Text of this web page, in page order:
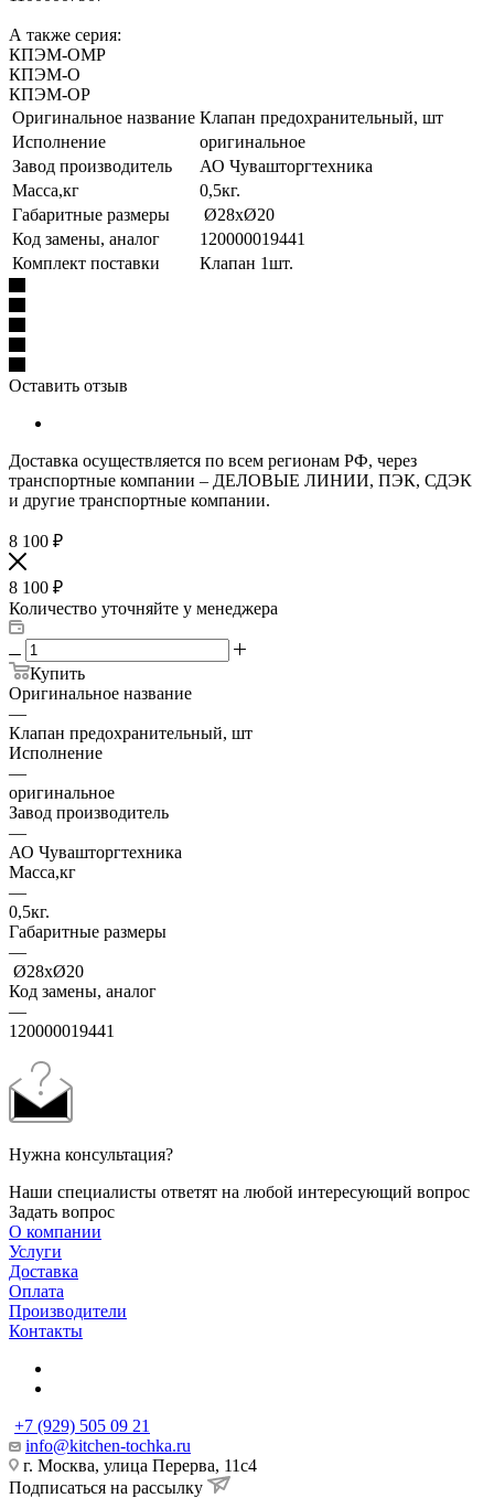
А также серия:
КПЭМ-ОМР
КПЭМ-О
КПЭМ-ОР
Оригинальное название Клапан предохранительный, шт
Исполнение
оригинальное
Завод производитель
АО Чувашторгтехника
Масса,кг
0,5кг.
Габаритные размеры
Ø28хØ20
Код замены, аналог
120000019441
Комплект поставки
Клапан 1шт.
Оставить отзыв
Доставка осуществляется по всем регионам РФ, через
транспортные компании – ДЕЛОВЫЕ ЛИНИИ, ПЭК, СДЭК
и другие транспортные компании.
8 100 ₽
8 100 ₽
Количество уточняйте у менеджера
Купить
Оригинальное название
—
Клапан предохранительный, шт
Исполнение
—
оригинальное
Завод производитель
—
АО Чувашторгтехника
Масса,кг
—
0,5кг.
Габаритные размеры
—
Ø28хØ20
Код замены, аналог
—
120000019441
Нужна консультация?
Наши специалисты ответят на любой интересующий вопрос
Задать вопрос
О компании
Услуги
Доставка
Оплата
Производители
Контакты
+7 (929) 505 09 21
info@kitchen-tochka.ru
г. Москва, улица Перерва, 11с4
Подписаться на рассылку